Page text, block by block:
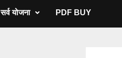
सर्व योजना PDF BUY